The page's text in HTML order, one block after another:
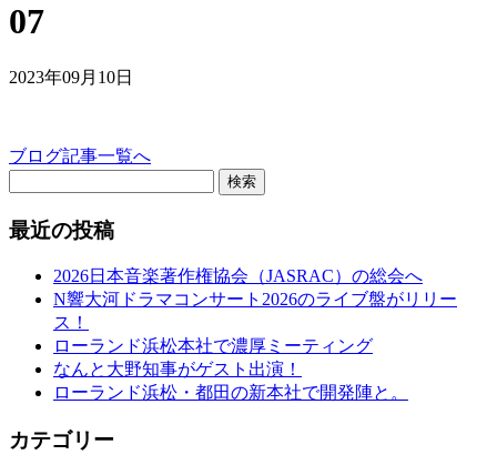
07
2023年09月10日
ブログ記事一覧へ
検索
最近の投稿
2026日本音楽著作権協会（JASRAC）の総会へ
N響大河ドラマコンサート2026のライブ盤がリリー
ス！
ローランド浜松本社で濃厚ミーティング
なんと大野知事がゲスト出演！
ローランド浜松・都田の新本社で開発陣と。
カテゴリー